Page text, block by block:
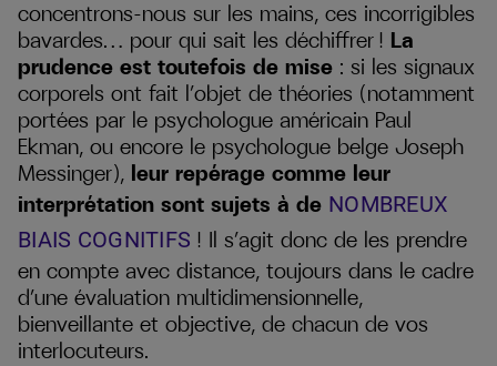
concentrons-nous sur les mains, ces incorrigibles
bavardes… pour qui sait les déchiffrer ! La
prudence est toutefois de mise : si les signaux
corporels ont fait l’objet de théories (notamment
portées par le psychologue américain Paul
Ekman, ou encore le psychologue belge Joseph
Messinger), leur repérage comme leur
interprétation sont sujets à de NOMBREUX
BIAIS COGNITIFS ! Il s’agit donc de les prendre
en compte avec distance, toujours dans le cadre
d’une évaluation multidimensionnelle,
bienveillante et objective, de chacun de vos
interlocuteurs.